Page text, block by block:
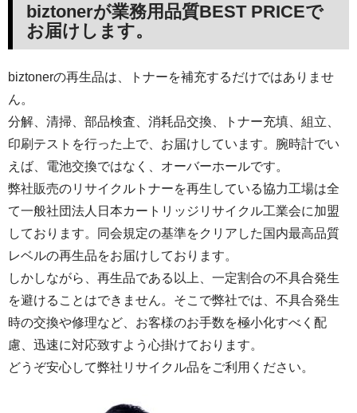
biztonerが業務用品質BEST PRICEで
お届けします。
biztonerの再生品は、トナーを補充するだけではありませ
ん。
分解、清掃、部品検査、消耗品交換、トナー充填、組立、
印刷テストを行った上で、お届けしています。腕時計でい
えば、電池交換ではなく、オーバーホールです。
弊社販売のリサイクルトナーを再生している協力工場は全
て一般社団法人日本カートリッジリサイクル工業会に加盟
しております。同会規定の基準をクリアした国内最高品質
レベルの再生品をお届けしております。
しかしながら、再生品である以上、一定割合の不具合発生
を避けることはできません。そこで弊社では、不具合発生
時の交換や修理など、お客様のお手数を極小化すべく配
慮、迅速に対応致すよう心掛けております。
どうぞ安心して弊社リサイクル品をご利用ください。